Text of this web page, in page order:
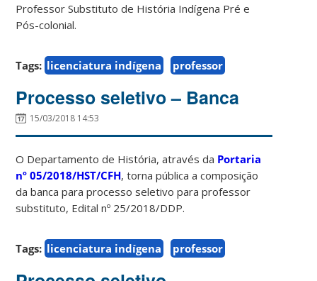
Professor Substituto de História Indígena Pré e
Pós-colonial.
Tags: licenciatura indígena professor
Processo seletivo – Banca
15/03/2018 14:53
O Departamento de História, através da Portaria
nº 05/2018/HST/CFH, torna pública a composição
da banca para processo seletivo para professor
substituto, Edital nº 25/2018/DDP.
Tags: licenciatura indígena professor